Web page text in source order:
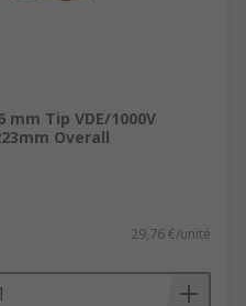
Tip VDE/1000V
Overall
29,76 €/unité